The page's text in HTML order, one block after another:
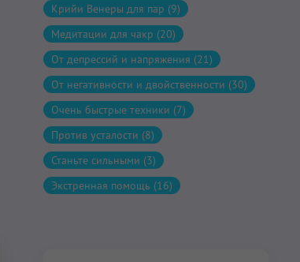
Крийи Венеры для пар (9)
Медитации для чакр (20)
От депрессий и напряжения (21)
От негативности и двойственности (30)
Очень быстрые техники (7)
Против усталости (8)
Станьте сильными (3)
Экстренная помощь (16)